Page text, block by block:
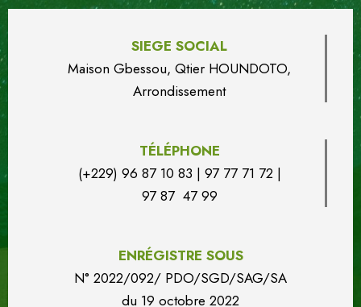
SIEGE SOCIAL
Maison Gbessou, Qtier HOUNDOTO,
Arrondissement
TÉLÉPHONE
(+229) 96 87 10 83 | 97 77 71 72 |
97 87 47 99
ENRÉGISTRE SOUS
N° 2022/092/ PDO/SGD/SAG/SA
du 19 octobre 2022